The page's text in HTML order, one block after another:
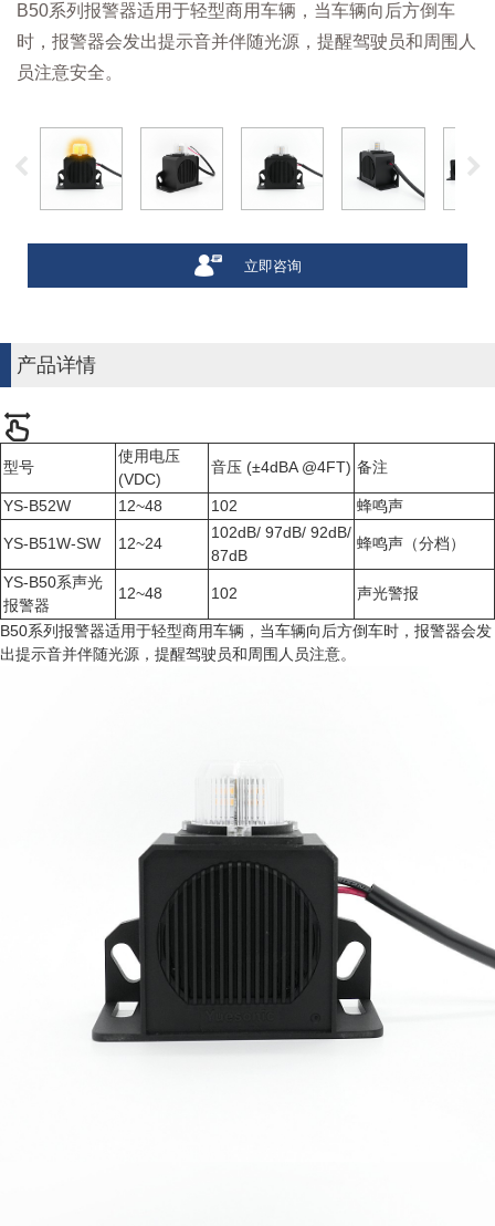
B50系列报警器适用于轻型商用车辆，当车辆向后方倒车
时，报警器会发出提示音并伴随光源，提醒驾驶员和周围人
员注意安全。
立即咨询
产品详情
型号
使用电压
(VDC)
音压 (±4dBA @4FT) 备注
YS-B52W 12~48 102 蜂鸣声
YS-B51W-SW 12~24
102dB/ 97dB/ 92dB/
87dB
蜂鸣声（分档）
YS-B50系声光
报警器
12~48 102 声光警报
B50系列报警器适用于轻型商用车辆，当车辆向后方倒车时，报警器会发
出提示音并伴随光源，提醒驾驶员和周围人员注意。